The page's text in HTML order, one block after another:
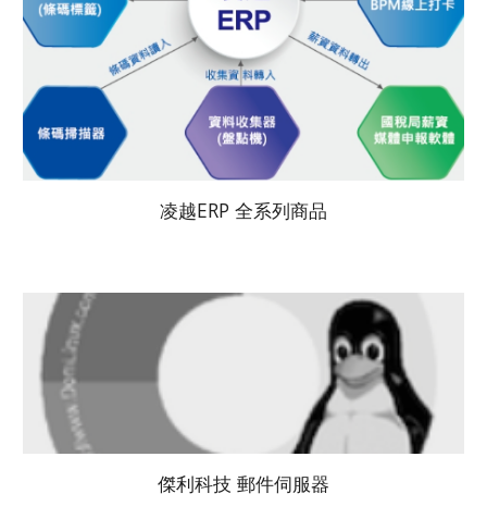
凌越ERP 全系列商品
傑利科技 郵件伺服器